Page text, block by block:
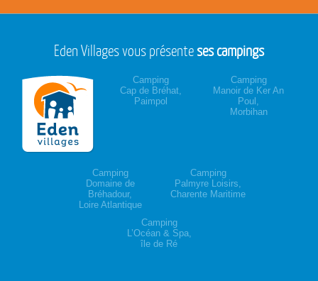
Eden Villages vous présenteses campings
Camping
Cap de Bréhat,
Paimpol
Camping
Manoir de Ker An
Poul,
Morbihan
Camping
Domaine de
Bréhadour,
Loire Atlantique
Camping
Palmyre Loisirs,
Charente Maritime
Camping
L’Océan & Spa,
île de Ré